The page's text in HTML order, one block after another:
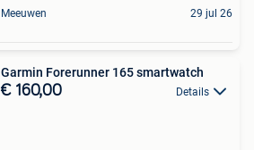
Meeuwen 29 jul 26
Garmin Forerunner 165 smartwatch
€ 160,00 Details